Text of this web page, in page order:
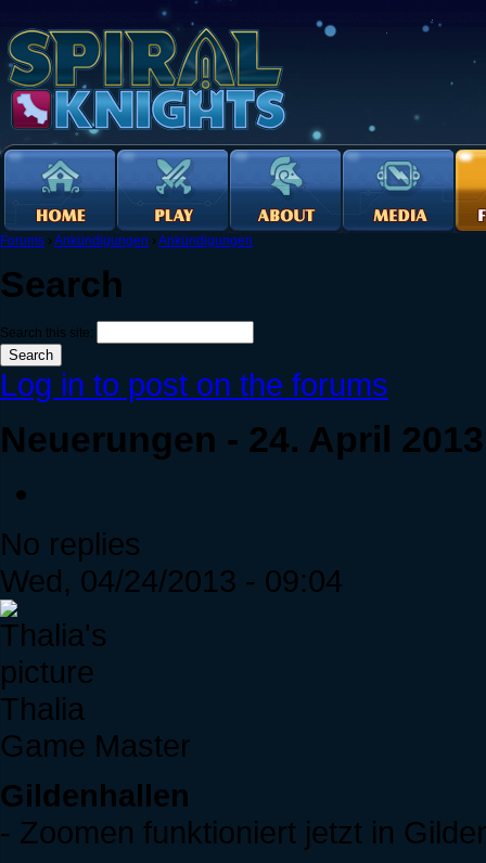
Forums › Ankündigungen › Ankündigungen
Search
Search this site:
Log in to post on the forums
Neuerungen - 24. April 2013
No replies
Wed, 04/24/2013 - 09:04
Thalia
Game Master
Gildenhallen
- Zoomen funktioniert jetzt in